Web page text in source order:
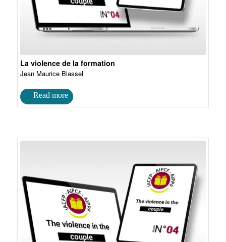
La violence de la formation
Jean Maurice Blassel